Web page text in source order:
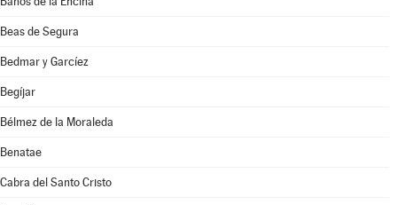
Beas de Segura
Bedmar y Garcíez
Begíjar
Bélmez de la Moraleda
Benatae
Cabra del Santo Cristo